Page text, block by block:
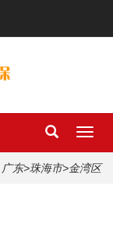
广东>珠海市>金湾区